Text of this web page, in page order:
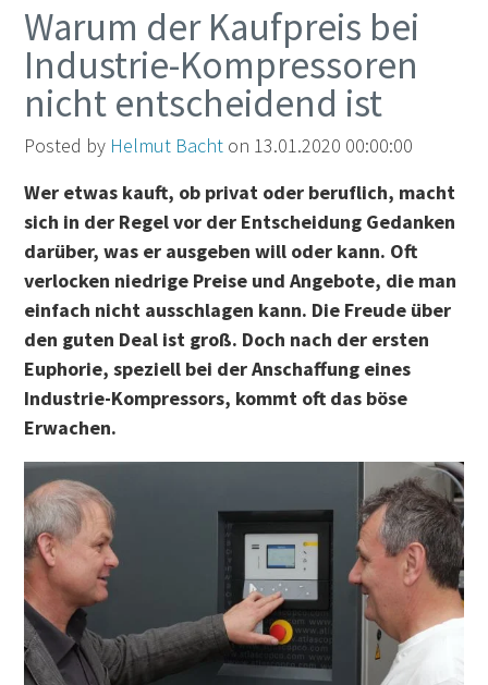
Warum der Kaufpreis bei
Industrie-Kompressoren
nicht entscheidend ist
Posted by Helmut Bachton 13.01.2020 00:00:00
Wer etwas kauft, ob privat oder beruflich, macht
sich in der Regel vor der Entscheidung Gedanken
darüber, was er ausgeben will oder kann. Oft
verlocken niedrige Preise und Angebote, die man
einfach nicht ausschlagen kann. Die Freude über
den guten Deal ist groß. Doch nach der ersten
Euphorie, speziell bei der Anschaffung eines
Industrie-Kompressors, kommt oft das böse
Erwachen.